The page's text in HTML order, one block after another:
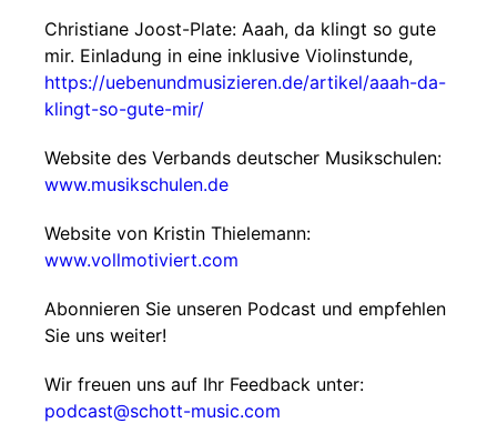
Christiane Joost-Plate: Aaah, da klingt so gute
mir. Einladung in eine inklusive Violinstunde,
https://uebenundmusizieren.de/artikel/aaah-da-
klingt-so-gute-mir/
Website des Verbands deutscher Musikschulen:
www.musikschulen.de
Website von Kristin Thielemann:
www.vollmotiviert.com
Abonnieren Sie unseren Podcast und empfehlen
Sie uns weiter!
Wir freuen uns auf Ihr Feedback unter:
podcast@schott-music.com